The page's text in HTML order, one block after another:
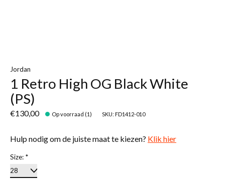
Jordan
1 Retro High OG Black White
(PS)
€130,00 Op voorraad (1) SKU: FD1412-010
Hulp nodig om de juiste maat te kiezen? Klik hier
Size: *